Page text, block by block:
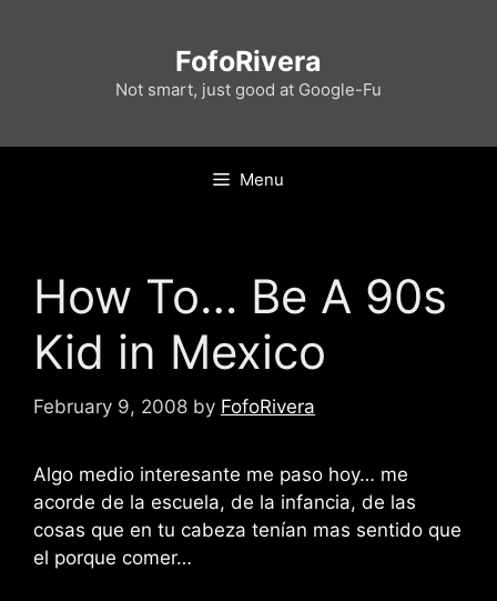
FofoRivera
Not smart, just good at Google-Fu
Menu
How To… Be A 90s
Kid in Mexico
February 9, 2008 by FofoRivera
Algo medio interesante me paso hoy… me
acorde de la escuela, de la infancia, de las
cosas que en tu cabeza tenían mas sentido que
el porque comer…